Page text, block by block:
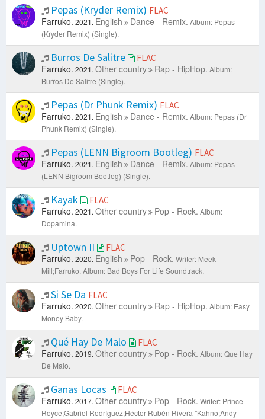
Pepas (Kryder Remix) FLAC
Farruko. 2021. English Dance - Remix. Album: Pepas
(Kryder Remix) (Single).
Burros De Salitre FLAC
Farruko. 2021. Other country Rap - HipHop. Album:
Burros De Salitre (Single).
Pepas (Dr Phunk Remix) FLAC
Farruko. 2021. English Dance - Remix. Album: Pepas (Dr
Phunk Remix) (Single).
Pepas (LENN Bigroom Bootleg) FLAC
Farruko. 2021. English Dance - Remix. Album: Pepas
(LENN Bigroom Bootleg) (Single).
Kayak FLAC
Farruko. 2021. Other country Pop - Rock. Album:
Dopamina.
Uptown II FLAC
Farruko. 2020. English Pop - Rock. Writer: Meek
Mill;Farruko. Album: Bad Boys For Life Soundtrack.
Si Se Da FLAC
Farruko. 2020. Other country Rap - HipHop. Album: Easy
Money Baby.
Qué Hay De Malo FLAC
Farruko. 2019. Other country Pop - Rock. Album: Que Hay
De Malo.
Ganas Locas FLAC
Farruko. 2017. Other country Pop - Rock. Writer: Prince
Royce;Gabriel Rodríguez;Héctor Rubén Rivera "Kahno;Andy